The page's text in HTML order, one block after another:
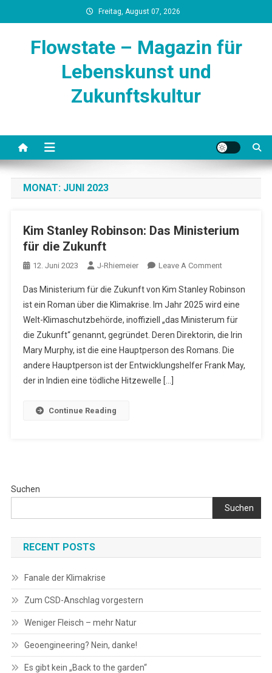
to
Freitag, August 07, 2026
Flowstate – Magazin für
Lebenskunst und
Zukunftskultur
MONAT: JUNI 2023
Kim Stanley Robinson: Das Ministerium
für die Zukunft
12. Juni 2023 J-Rhiemeier Leave A CommentOn
Stanley
Robinson:
Das
Ministerium
Für
Die
Das Ministerium für die Zukunft von Kim Stanley Robinson
ist ein Roman über die Klimakrise. Im Jahr 2025 wird eine
Welt-Klimaschutzbehörde, inoffiziell „das Ministerum für
die Zukunft“ genannt, gegründet. Deren Direktorin, die Irin
Mary Murphy, ist die eine Hauptperson des Romans. Die
andere Hauptperson ist der Entwicklungshelfer Frank May,
der in Indien eine tödliche Hitzewelle […]
Continue Reading
Suchen
Suchen
RECENT POSTS
Fanale der Klimakrise
Zum CSD-Anschlag vorgestern
Weniger Fleisch – mehr Natur
Geoengineering? Nein, danke!
Es gibt kein „Back to the garden“